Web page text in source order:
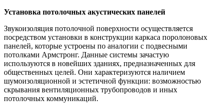
Установка потолочных акустических панелей
Звукоизоляция потолочной поверхности осуществляется
посредством установки в конструкции каркаса поролоновых
панелей, которые устроены по аналогии с подвесными
потолками Армстронг. Данные системы зачастую
используются в новейших зданиях, предназначенных для
общественных целей. Они характеризуются наличием
шумоизоляционной и эстетичной функции: возможностью
скрывания вентиляционных трубопроводов и иных
потолочных коммуникаций.